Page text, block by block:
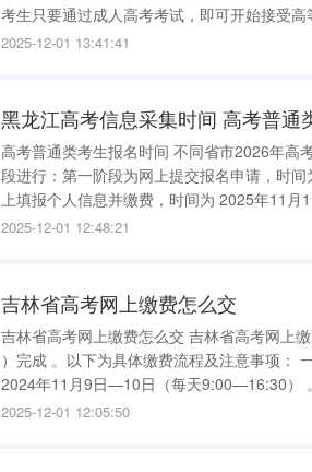
考生只要通过成人高考考试，即可开始接受
信息，希望对大家有所帮助！ 辽宁2020成人高考录取信息在哪查询？ 辽宁2020成人高考录取信息
2025-12-01 13:41:41
黑龙江高考信息采集时间 高考普通
高考普通类考生报名时间 不同省市2026年高考普通类考生报名时间如下 ： 1.北京市 报名分两阶
段进行：第一阶段为网上提交报名申请，时间为 2025年10月25日9时至28日17时 ；第二阶段
上填报个人信息并缴费，时间为 2025年11月1日9时至4日17时 。 2.天津市 报名工作于 2025年10
月16日至25日 开展，包含网上报名和现场
2025-12-01 12:48:21
吉林省高考网上缴费怎么交
吉林省高考网上缴费怎么交 吉林省高考网上缴费需在规定时间内，通过普通高考考生服务平台（
）完成 。以下为具体缴费流程及注意事项： 一、缴费时间 以2025年吉林省高考为例，缴费时间为
2024年11月9日—10日（每天9:00—16:30） 。考生需严格在此时间段内完成缴费，逾期系统将自
动关闭，无法补缴。缴费时间可能因年份调
2025-12-01 12:05:50